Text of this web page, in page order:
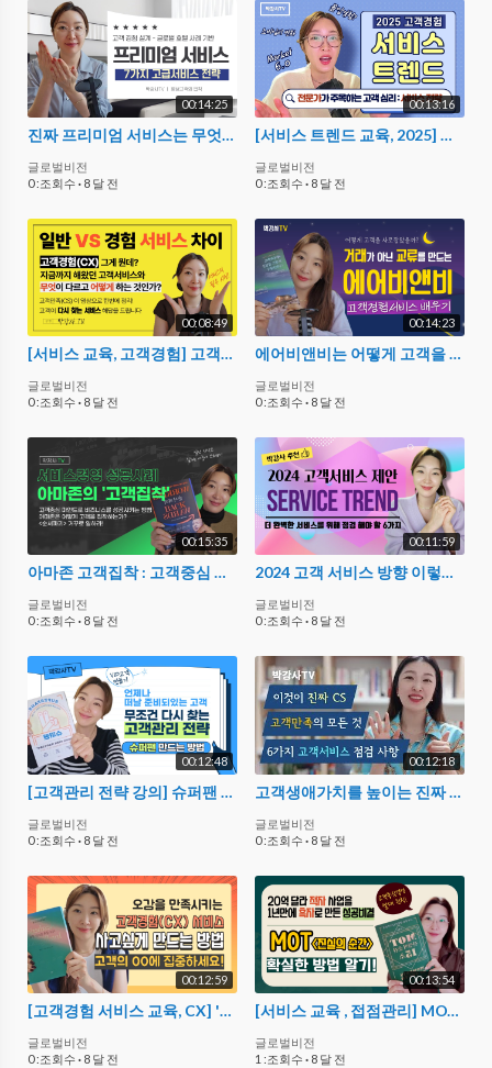
00:14:25
진짜 프리미엄 서비스는 무엇이 다른가? ?우수 호텔 고객경험(CX) 사례기반
글로벌비전
0 :조회수 · 8 달 전
00:13:16
[서비스 트렌드 교육, 2025] 놓치면 안 되는 변화들 (고객심리 기반)
글로벌비전
0 :조회수 · 8 달 전
00:08:49
[서비스 교육, 고객경험] 고객을 끌어모으는 방법 박강사 CS교육 CX교육
글로벌비전
0 :조회수 · 8 달 전
00:14:23
에어비앤비는 어떻게 고객을 사로잡았나? 고객경험(CX) 서비스 디자인
글로벌비전
0 :조회수 · 8 달 전
00:15:35
아마존 고객집착 : 고객중심 마인드로 비즈니스를 성공시키는 방법
글로벌비전
0 :조회수 · 8 달 전
00:11:59
2024 고객 서비스 방향 이렇게 제안합니다 (트렌드)
글로벌비전
0 :조회수 · 8 달 전
00:12:48
[고객관리 전략 강의] 슈퍼팬 만드는 방법 박강사의 서비스마케팅 (VIP고객, 평생고객 확보)
글로벌비전
0 :조회수 · 8 달 전
00:12:18
고객생애가치를 높이는 진짜 CS 고객만족은 무엇? 6가지 필수 서비스 점검 사항❗
글로벌비전
0 :조회수 · 8 달 전
00:12:59
[고객경험 서비스 교육, CX] '미학' 의 힘을 아시나요? 오프라인 매장 경쟁력, CS교육
글로벌비전
0 :조회수 · 8 달 전
00:13:54
[서비스 교육 , 접점관리] MOT (진실의 순간) 고객 경험관리 세분화
글로벌비전
1 :조회수 · 8 달 전